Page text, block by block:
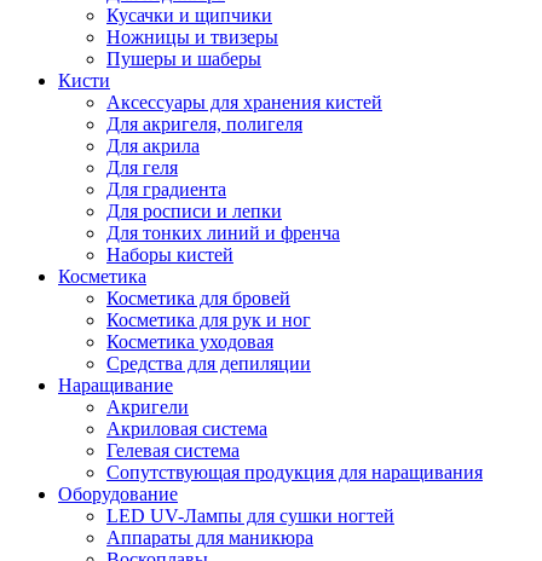
Кусачки и щипчики
Ножницы и твизеры
Пушеры и шаберы
Кисти
Аксессуары для хранения кистей
Для акригеля, полигеля
Для акрила
Для геля
Для градиента
Для росписи и лепки
Для тонких линий и френча
Наборы кистей
Косметика
Косметика для бровей
Косметика для рук и ног
Косметика уходовая
Средства для депиляции
Наращивание
Акригели
Акриловая система
Гелевая система
Сопутствующая продукция для наращивания
Оборудование
LED UV-Лампы для сушки ногтей
Аппараты для маникюра